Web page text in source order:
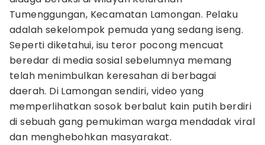
Tumenggungan, Kecamatan Lamongan. Pelaku
adalah sekelompok pemuda yang sedang iseng.
Seperti diketahui, isu teror pocong mencuat
beredar di media sosial sebelumnya memang
telah menimbulkan keresahan di berbagai
daerah. Di Lamongan sendiri, video yang
memperlihatkan sosok berbalut kain putih berdiri
di sebuah gang pemukiman warga mendadak viral
dan menghebohkan masyarakat.